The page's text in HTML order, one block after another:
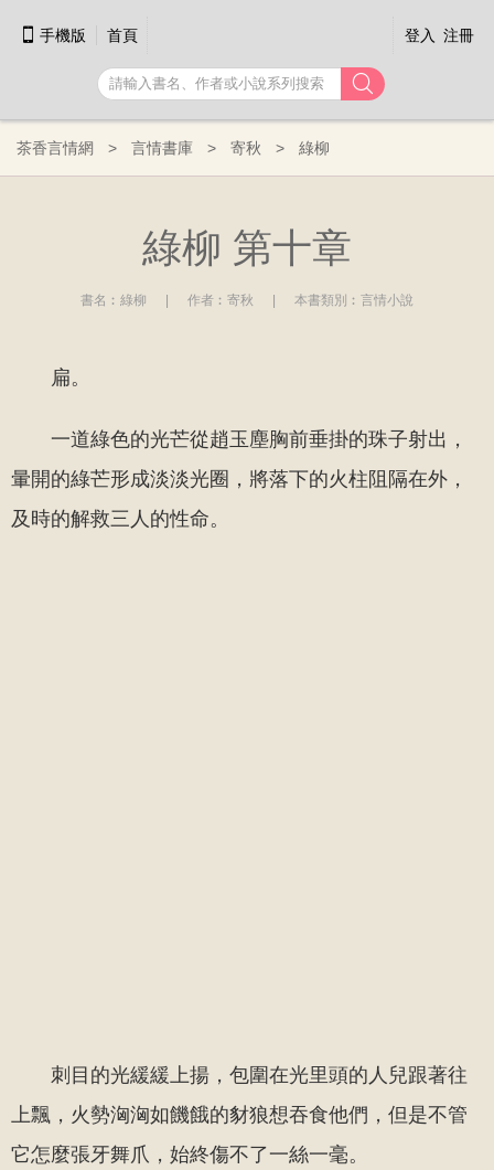
手機版 首頁 登入 注冊

茶香言情網 言情書庫 寄秋 綠柳
綠柳 第十章
書名︰ 綠柳 作者︰ 寄秋 本書類別︰ 言情小說
扁。
一道綠色的光芒從趙玉塵胸前垂掛的珠子射出，
暈開的綠芒形成淡淡光圈，將落下的火柱阻隔在外，
及時的解救三人的性命。
刺目的光緩緩上揚，包圍在光里頭的人兒跟著往
上飄，火勢洶洶如饑餓的豺狼想吞食他們，但是不管
它怎麼張牙舞爪，始終傷不了一絲一毫。